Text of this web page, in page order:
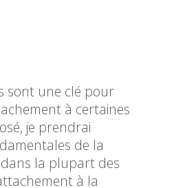
sont une clé pour
à certaines
je prendrai
de la
dans la plupart des
à la